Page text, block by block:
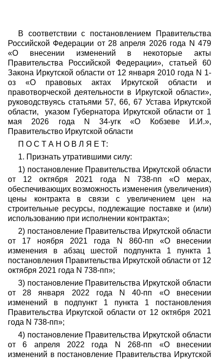
В соответствии с постановлением Правительства
Российской Федерации от 28 апреля 2026 года N 479
«О внесении изменений в некоторые акты
Правительства Российской Федерации», статьей 60
Закона Иркутской области от 12 января 2010 года N 1-
оз «О правовых актах Иркутской области и
правотворческой деятельности в Иркутской области»,
руководствуясь статьями 57, 66, 67 Устава Иркутской
области, указом Губернатора Иркутской области от 1
мая 2026 года N 34-угк «О Кобзеве И.И.»,
Правительство Иркутской области
П О С Т А Н О В Л Я Е Т:
1. Признать утратившими силу:
1) постановление Правительства Иркутской области
от 12 октября 2021 года N 738-пп «О мерах,
обеспечивающих возможность изменения (увеличения)
цены контракта в связи с увеличением цен на
строительные ресурсы, подлежащие поставке и (или)
использованию при исполнении контракта»;
2) постановление Правительства Иркутской области
от 17 ноября 2021 года N 860-пп «О внесении
изменения в абзац шестой подпункта 1 пункта 1
постановления Правительства Иркутской области от 12
октября 2021 года N 738-пп»;
3) постановление Правительства Иркутской области
от 28 января 2022 года N 40-пп «О внесении
изменений в подпункт 1 пункта 1 постановления
Правительства Иркутской области от 12 октября 2021
года N 738-пп»;
4) постановление Правительства Иркутской области
от 6 апреля 2022 года N 268-пп «О внесении
изменений в постановление Правительства Иркутской